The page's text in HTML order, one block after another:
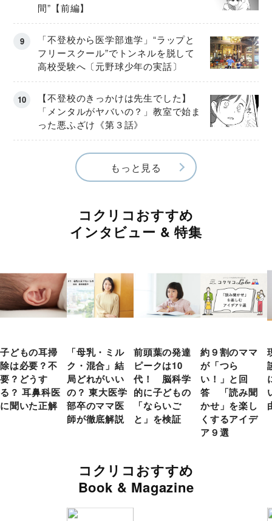
間”【前編】
「不登校から医学部進学」“ラップと
フリースクール”でトンネルを脱して
高校受験へ〔元野球少年の実話〕
【不登校のきっかけは先生でした】
「メンタルがヤバいの？」教室で始ま
った悪ふざけ《第３話》
もっと見る
コクリコおすすめ
インタビュー & 特集
子どもの耳掃
除は必要？不
要？どうす
る？ 耳鼻科医
に聞いた正解
「母乳・ミル
ク・混合」結
局どれがいい
の？ 東大医学
部卒のママ医
師が徹底解説
前頭葉の発達
ピークは10
代！ 脳科学
的に子どもの
「ならいご
と」を検証
約９割のママ
が「つら
い！」と回
答 「読み聞
かせ」を楽し
くするアイデ
ア９選
コクリコおすすめ
Book & Magazine